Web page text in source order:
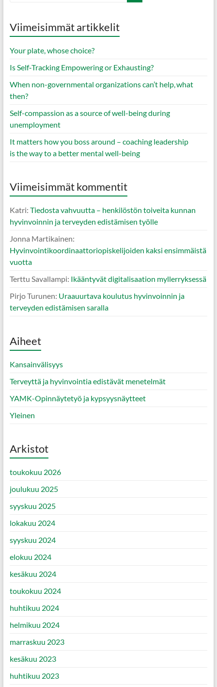
Viimeisimmät artikkelit
Your plate, whose choice?
Is Self‑Tracking Empowering or Exhausting?
When non-governmental organizations can’t help, what
then?
Self-compassion as a source of well-being during
unemployment
It matters how you boss around – coaching leadership
is the way to a better mental well-being
Viimeisimmät kommentit
Katri: Tiedosta vahvuutta – henkilöstön toiveita kunnan
hyvinvoinnin ja terveyden edistämisen työlle
Jonna Martikainen:
Hyvinvointikoordinaattoriopiskelijoiden kaksi ensimmäistä
vuotta
Terttu Savallampi: Ikääntyvät digitalisaation myllerryksessä
Pirjo Turunen: Uraauurtava koulutus hyvinvoinnin ja
terveyden edistämisen saralla
Aiheet
Kansainvälisyys
Terveyttä ja hyvinvointia edistävät menetelmät
YAMK-Opinnäytetyö ja kypsyysnäytteet
Yleinen
Arkistot
toukokuu 2026
joulukuu 2025
syyskuu 2025
lokakuu 2024
syyskuu 2024
elokuu 2024
kesäkuu 2024
toukokuu 2024
huhtikuu 2024
helmikuu 2024
marraskuu 2023
kesäkuu 2023
huhtikuu 2023